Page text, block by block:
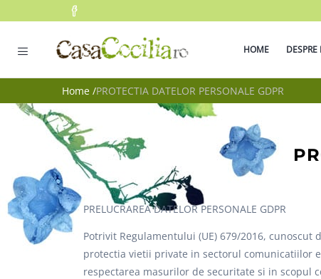
HOME
Home /PROTECTIA DATELOR PERSONALE GDPR
PRELUCRAREA DATELOR PERSONALE GDPR
Potrivit Regulamentului (UE) 679/2016,
protectia vietii private in sectorul comunicatiilor
respectarea masurilor de securitate si in scopul